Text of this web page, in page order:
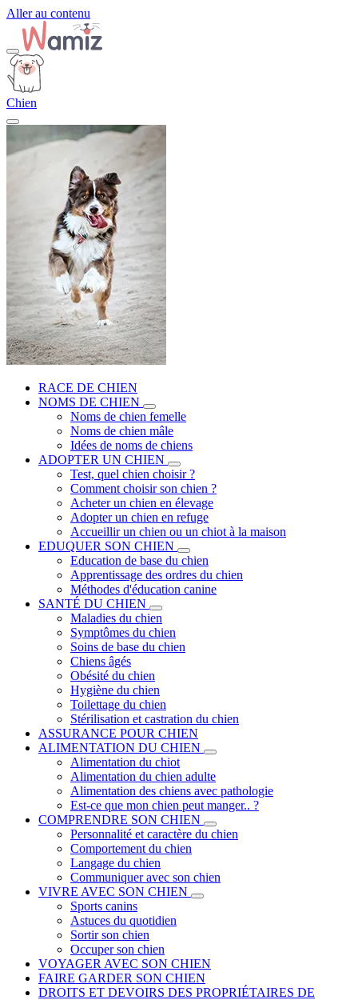
Aller au contenu
Chien
RACE DE CHIEN
NOMS DE CHIEN
Noms de chien femelle
Noms de chien mâle
Idées de noms de chiens
ADOPTER UN CHIEN
Test, quel chien choisir ?
Comment choisir son chien ?
Acheter un chien en élevage
Adopter un chien en refuge
Accueillir un chien ou un chiot à la maison
EDUQUER SON CHIEN
Education de base du chien
Apprentissage des ordres du chien
Méthodes d'éducation canine
SANTÉ DU CHIEN
Maladies du chien
Symptômes du chien
Soins de base du chien
Chiens âgés
Obésité du chien
Hygiène du chien
Toilettage du chien
Stérilisation et castration du chien
ASSURANCE POUR CHIEN
ALIMENTATION DU CHIEN
Alimentation du chiot
Alimentation du chien adulte
Alimentation des chiens avec pathologie
Est-ce que mon chien peut manger.. ?
COMPRENDRE SON CHIEN
Personnalité et caractère du chien
Comportement du chien
Langage du chien
Communiquer avec son chien
VIVRE AVEC SON CHIEN
Sports canins
Astuces du quotidien
Sortir son chien
Occuper son chien
VOYAGER AVEC SON CHIEN
FAIRE GARDER SON CHIEN
DROITS ET DEVOIRS DES PROPRIÉTAIRES DE